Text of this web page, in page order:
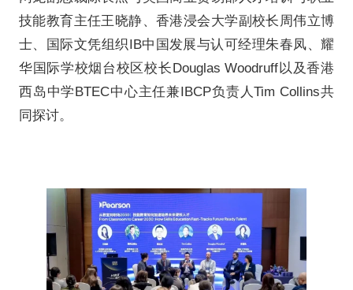
作为大会核心论坛之一，培
准 x 中国内容”为主题，聚焦